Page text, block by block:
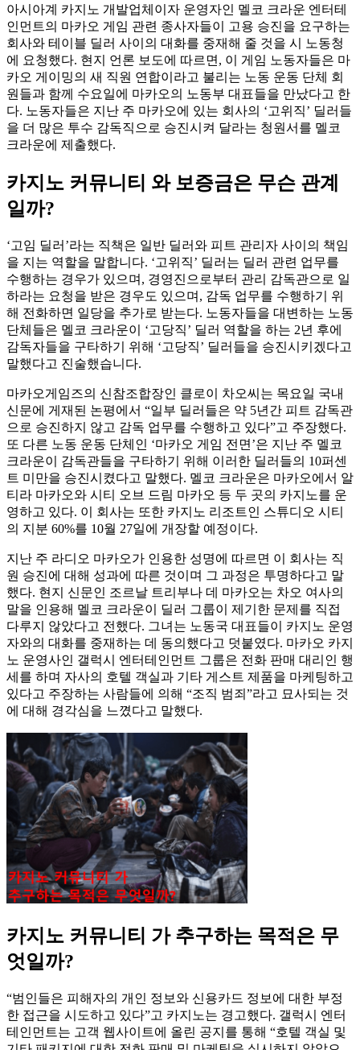
아시아계 카지노 개발업체이자 운영자인 멜코 크라운 엔터테
인먼트의 마카오 게임 관련 종사자들이 고용 승진을 요구하는
회사와 테이블 딜러 사이의 대화를 중재해 줄 것을 시 노동청
에 요청했다. 현지 언론 보도에 따르면, 이 게임 노동자들은 마
카오 게이밍의 새 직원 연합이라고 불리는 노동 운동 단체 회
원들과 함께 수요일에 마카오의 노동부 대표들을 만났다고 한
다. 노동자들은 지난 주 마카오에 있는 회사의 ‘고위직’ 딜러들
을 더 많은 투수 감독직으로 승진시켜 달라는 청원서를 멜코
크라운에 제출했다.
카지노 커뮤니티 와 보증금은 무슨 관계
일까?
‘고임 딜러’라는 직책은 일반 딜러와 피트 관리자 사이의 책임
을 지는 역할을 말합니다. ‘고위직’ 딜러는 딜러 관련 업무를
수행하는 경우가 있으며, 경영진으로부터 관리 감독관으로 일
하라는 요청을 받은 경우도 있으며, 감독 업무를 수행하기 위
해 전화하면 일당을 추가로 받는다. 노동자들을 대변하는 노동
단체들은 멜코 크라운이 ‘고당직’ 딜러 역할을 하는 2년 후에
감독자들을 구타하기 위해 ‘고당직’ 딜러들을 승진시키겠다고
말했다고 진술했습니다.
마카오게임즈의 신참조합장인 클로이 차오씨는 목요일 국내
신문에 게재된 논평에서 “일부 딜러들은 약 5년간 피트 감독관
으로 승진하지 않고 감독 업무를 수행하고 있다”고 주장했다.
또 다른 노동 운동 단체인 ‘마카오 게임 전면’은 지난 주 멜코
크라운이 감독관들을 구타하기 위해 이러한 딜러들의 10퍼센
트 미만을 승진시켰다고 말했다. 멜코 크라운은 마카오에서 알
티라 마카오와 시티 오브 드림 마카오 등 두 곳의 카지노를 운
영하고 있다. 이 회사는 또한 카지노 리조트인 스튜디오 시티
의 지분 60%를 10월 27일에 개장할 예정이다.
지난 주 라디오 마카오가 인용한 성명에 따르면 이 회사는 직
원 승진에 대해 성과에 따른 것이며 그 과정은 투명하다고 말
했다. 현지 신문인 조르날 트리부나 데 마카오는 차오 여사의
말을 인용해 멜코 크라운이 딜러 그룹이 제기한 문제를 직접
다루지 않았다고 전했다. 그녀는 노동국 대표들이 카지노 운영
자와의 대화를 중재하는 데 동의했다고 덧붙였다. 마카오 카지
노 운영사인 갤럭시 엔터테인먼트 그룹은 전화 판매 대리인 행
세를 하며 자사의 호텔 객실과 기타 게스트 제품을 마케팅하고
있다고 주장하는 사람들에 의해 “조직 범죄”라고 묘사되는 것
에 대해 경각심을 느꼈다고 말했다.
카지노 커뮤니티 가 추구하는 목적은 무
엇일까?
“범인들은 피해자의 개인 정보와 신용카드 정보에 대한 부정
한 접근을 시도하고 있다”고 카지노는 경고했다. 갤럭시 엔터
테인먼트는 고객 웹사이트에 올린 공지를 통해 “호텔 객실 및